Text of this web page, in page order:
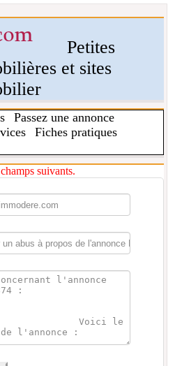
Petites
et sites
Passez une annonce
Fiches pratiques
suivants.